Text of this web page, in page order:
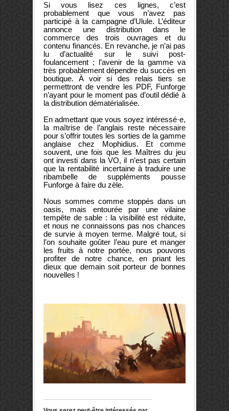
Si vous lisez ces lignes, c’est
probablement que vous n’avez pas
participé à la campagne d’Ulule. L’éditeur
annonce une distribution dans le
commerce des trois ouvrages et du
contenu financés. En revanche, je n’ai pas
lu d’actualité sur le suivi post-
foulancement ; l’avenir de la gamme va
très probablement dépendre du succès en
boutique. À voir si des relais tiers se
permettront de vendre les PDF, Funforge
n’ayant pour le moment pas d’outil dédié à
la distribution dématérialisée.
En admettant que vous soyez intéressé·e,
la maîtrise de l’anglais reste nécessaire
pour s’offrir toutes les sorties de la gamme
anglaise chez Mophidius. Et comme
souvent, une fois que les Maîtres du jeu
ont investi dans la VO, il n’est pas certain
que la rentabilité incertaine à traduire une
ribambelle de suppléments pousse
Funforge à faire du zèle.
Nous sommes comme stoppés dans un
oasis, mais entourée par une vilaine
tempête de sable : la visibilité est réduite,
et nous ne connaissons pas nos chances
de survie à moyen terme. Malgré tout, si
l’on souhaite goûter l’eau pure et manger
les fruits à notre portée, nous pouvons
profiter de notre chance, en priant les
dieux que demain soit porteur de bonnes
nouvelles !